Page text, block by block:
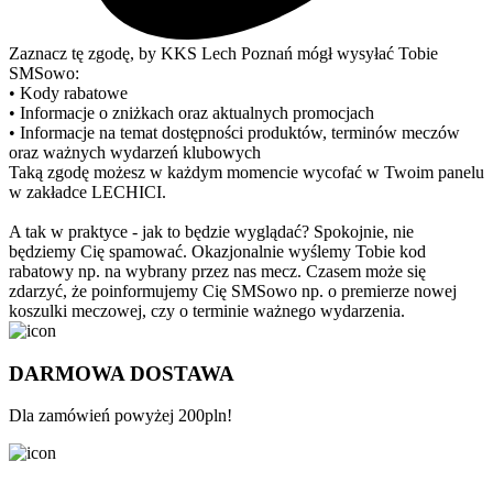
Zaznacz tę zgodę, by KKS Lech Poznań mógł wysyłać Tobie
SMSowo:
• Kody rabatowe
• Informacje o zniżkach oraz aktualnych promocjach
• Informacje na temat dostępności produktów, terminów meczów
oraz ważnych wydarzeń klubowych
Taką zgodę możesz w każdym momencie wycofać w Twoim panelu
w zakładce LECHICI.
A tak w praktyce - jak to będzie wyglądać? Spokojnie, nie
będziemy Cię spamować. Okazjonalnie wyślemy Tobie kod
rabatowy np. na wybrany przez nas mecz. Czasem może się
zdarzyć, że poinformujemy Cię SMSowo np. o premierze nowej
koszulki meczowej, czy o terminie ważnego wydarzenia.
DARMOWA DOSTAWA
Dla zamówień powyżej 200pln!